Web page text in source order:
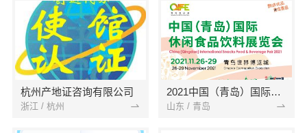
杭州产地证咨询有限公司
浙江 / 杭州
2021中国（青岛）国际休闲食品饮料展览会
山东 / 青岛